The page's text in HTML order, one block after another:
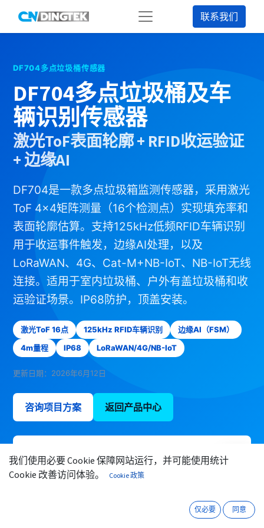
联系我们
DF704多点垃圾桶传感器
DF704多点垃圾桶及车
辆识别传感器
激光ToF表面轮廓 + RFID收运验证
+ 边缘AI
DF704是一款多点垃圾箱监测传感器，采用激光
ToF 4×4矩阵测量（16个检测点）实现填充率和
表面轮廓估算。支持125kHz低频RFID车辆识别
用于收运事件触发，边缘AI处理，以及
LoRaWAN、4G、Cat-M+NB-IoT、NB-IoT无线
连接。适用于室内垃圾桶、户外有盖垃圾桶和收
运验证场景。IP68防护，顶盖安装。
激光ToF 16点 125kHz RFID车辆识别
边缘AI（FSM）
4m量程
IP68 LoRaWAN/4G/NB-IoT
更新日期：2026年6月12日
咨询项目方案 返回产品中心
我们使用必要 Cookie 保障网站运行，并可能使用统计
Cookie 改善访问体验。
Cookie 政策
仅必要 同意